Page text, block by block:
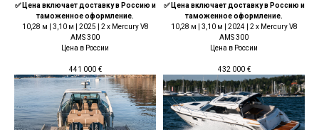
✅ Цена включает доставку в Россию и
таможенное оформление.
10,28 м | 3,10 м | 2025 | 2 x Mercury V8
AMS 300
Цена в России
441 000 €
✅ Цена включает доставку в Россию и
таможенное оформление.
10,28 м | 3,10 м | 2024 | 2 x Mercury V8
AMS 300
Цена в России
432 000 €